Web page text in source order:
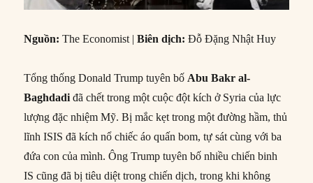
Nguồn: The Economist |Biên dịch: Đỗ Đặng Nhật Huy
Tổng thống Donald Trump tuyên bố Abu Bakr al-
Baghdadiđã chết trong một cuộc đột kích ở Syria của lực
lượng đặc nhiệm Mỹ. Bị mắc kẹt trong một đường hầm, thủ
lĩnh ISIS đã kích nổ chiếc áo quấn bom, tự sát cùng với ba
đứa con của mình. Ông Trump tuyên bố nhiều chiến binh
IS cũng đã bị tiêu diệt trong chiến dịch, trong khi không